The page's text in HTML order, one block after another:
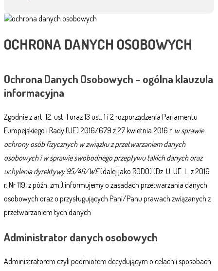
OCHRONA DANYCH OSOBOWYCH
Ochrona Danych Osobowych – ogólna klauzula
informacyjna
Zgodnie z art. 12. ust. 1 oraz 13 ust. 1 i 2 rozporządzenia Parlamentu
Europejskiego i Rady (UE) 2016/679 z 27 kwietnia 2016 r. w sprawie
ochrony osób fizycznych w związku z przetwarzaniem danych
osobowych i w sprawie swobodnego przepływu takich danych oraz
uchylenia dyrektywy 95/46/WE(dalej jako RODO) (Dz. U. UE. L. z 2016
r. Nr 119, z późn. zm.),informujemy o zasadach przetwarzania danych
osobowych oraz o przysługujących Pani/Panu prawach związanych z
przetwarzaniem tych danych
Administrator danych osobowych
Administratorem czyli podmiotem decydującym o celach i sposobach